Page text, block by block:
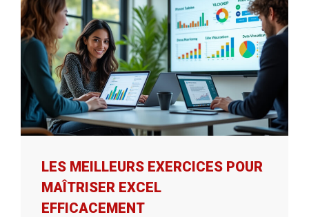
LES MEILLEURS EXERCICES POUR
MAÎTRISER EXCEL
EFFICACEMENT